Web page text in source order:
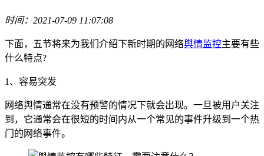
时间：2021-07-09 11:07:08
下面，五节将来为我们介绍下新时期的网络舆情监控主要有些
什么特点?
1、容易突发
网络舆情通常在没有预警的情况下就会出现。一旦被用户关注
到，它通常会在很短的时间内从一个常见的事件升级到一个热
门的网络事件。